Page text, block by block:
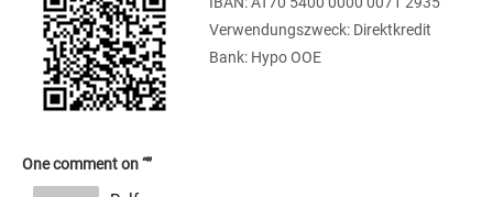
Verwendungszweck: Direktkredit
Bank: Hypo OOE
One comment on “”